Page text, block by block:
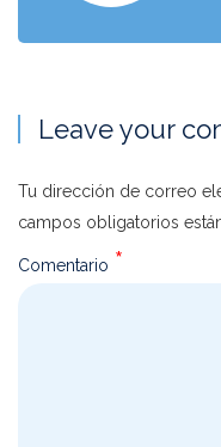
Leave your
Tu dirección de correo
campos obligatorios
Comentario *